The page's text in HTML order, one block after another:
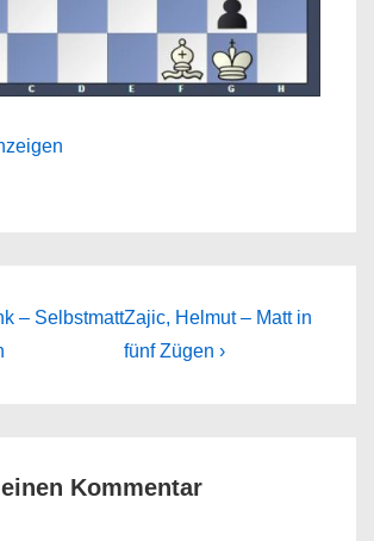
– SelbstmattNext
Post
Zajic, Helmut – Matt in
fünf Zügen ›
Kommentar